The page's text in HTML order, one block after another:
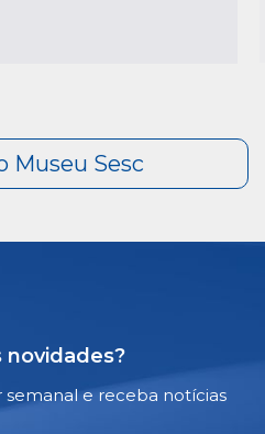
novidades?
semanal e receba notícias